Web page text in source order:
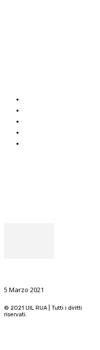
5 Marzo 2021
© 2021 UIL RUA | Tutti i diritti
riservati.